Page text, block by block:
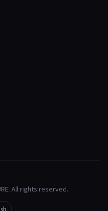
All rights reserved.